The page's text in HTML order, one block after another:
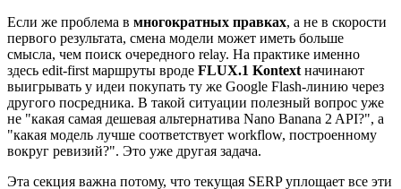
Если же проблема в многократных правках, а не в скорости
первого результата, смена модели может иметь больше
смысла, чем поиск очередного relay. На практике именно
здесь edit-first маршруты вроде FLUX.1 Kontext начинают
выигрывать у идеи покупать ту же Google Flash-линию через
другого посредника. В такой ситуации полезный вопрос уже
не "какая самая дешевая альтернатива Nano Banana 2 API?", а
"какая модель лучше соответствует workflow, построенному
вокруг ревизий?". Это уже другая задача.
Эта секция важна потому, что текущая SERP уплощает все эти